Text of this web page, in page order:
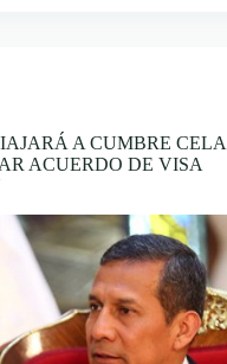
A CUMBRE
ACUERDO DE VISA